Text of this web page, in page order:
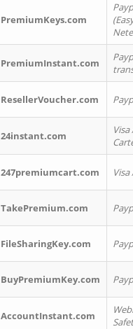
PremiumKeys.com
PremiumInstant.com
ResellerVoucher.com
24instant.com
247premiumcart.com
TakePremium.com
FileSharingKey.com
BuyPremiumKey.com
AccountInstant.com